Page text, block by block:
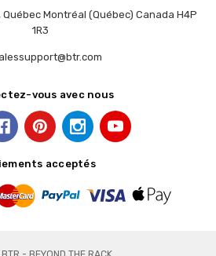
Montréal (Québec) Canada H4P
1R3
vous avec nous
acceptés